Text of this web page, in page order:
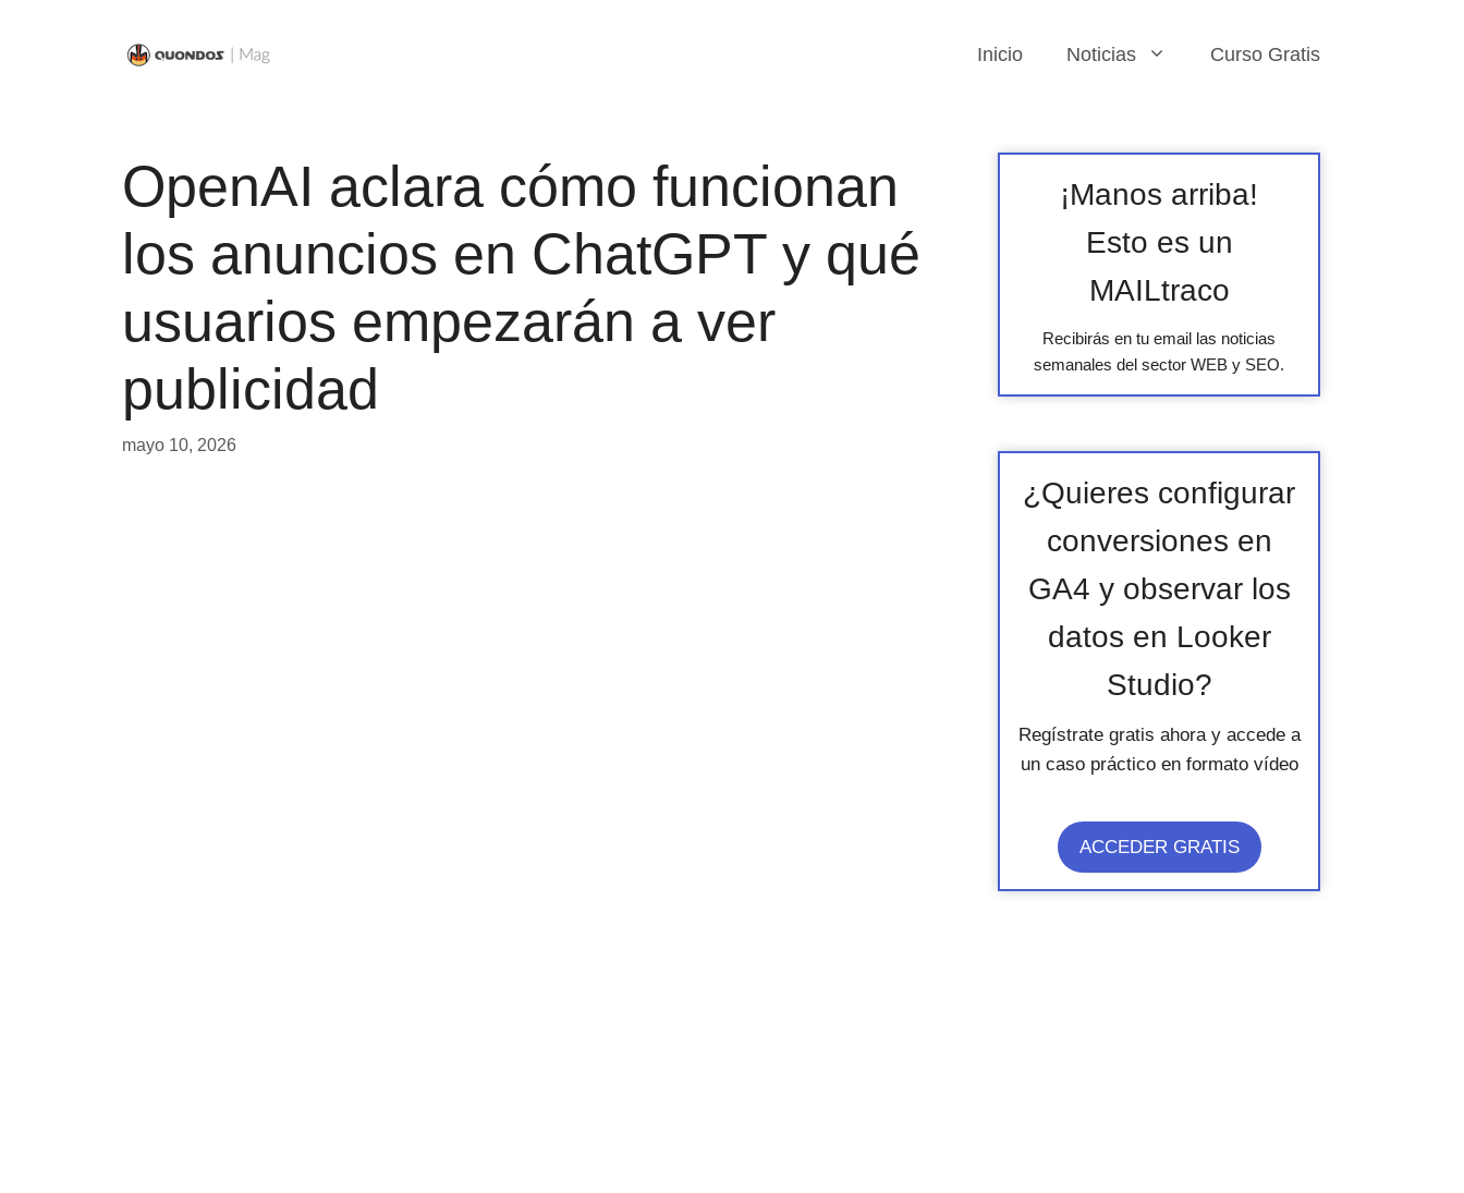
Inicio Noticias Curso Gratis
OpenAI aclara cómo funcionan
los anuncios en ChatGPT y qué
usuarios empezarán a ver
publicidad
mayo 10, 2026
¡Manos arriba!
Esto es un
MAILtraco
Recibirás en tu email las noticias
semanales del sector WEB y SEO.
¿Quieres configurar
conversiones en
GA4 y observar los
datos en Looker
Studio?
Regístrate gratis ahora y accede a
un caso práctico en formato vídeo
ACCEDER GRATIS